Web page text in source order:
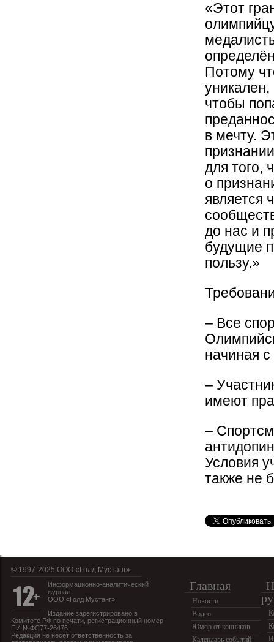
«Этот
Потому
чтобы
в мечту.
для того,
о
является
до нас и
будущие
пользу.»
– Все
начиная
–
имеют
–
Условия
также не
© 1997-2025 OOO «Голд Мустанг»
Информационно-аналитический
журнал
ООО «Голд Мустанг»
Издание зарегистрировано в
Комитете РФ по печати, регистрационный номер
ПИ №ФС77-26476.
Редакция не несет ответственность за
Главная
Новости
Видео
Юмор от конников
Календарь событий